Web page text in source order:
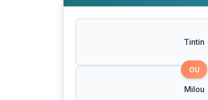
Tintin
OU
Milou